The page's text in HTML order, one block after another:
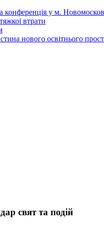
конференція у м.
втрати
нового освітнього
свят та подій